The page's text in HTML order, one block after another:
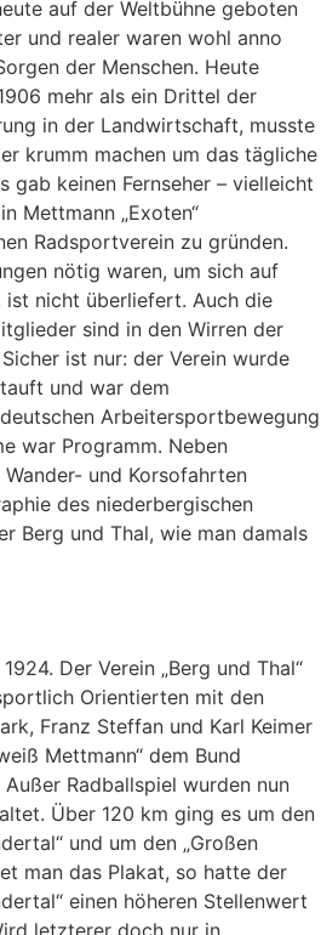
auf der Weltbühne geboten
und realer waren wohl anno
der Menschen. Heute
mehr als ein Drittel der
in der Landwirtschaft, musste
krumm machen um das tägliche
gab keinen Fernseher – vielleicht
Mettmann „Exoten“
Radsportverein zu gründen.
nötig waren, um sich auf
ist nicht überliefert. Auch die
sind in den Wirren der
ist nur: der Verein wurde
und war dem
Arbeitersportbewegung
war Programm. Neben
und Korsofahrten
des niederbergischen
Berg und Thal, wie man damals
Der Verein „Berg und Thal“
Orientierten mit den
Franz Steffan und Karl Keimer
Mettmann“ dem Bund
Radballspiel wurden nun
Über 120 km ging es um den
und um den „Großen
man das Plakat, so hatte der
einen höheren Stellenwert
letzterer doch nur in